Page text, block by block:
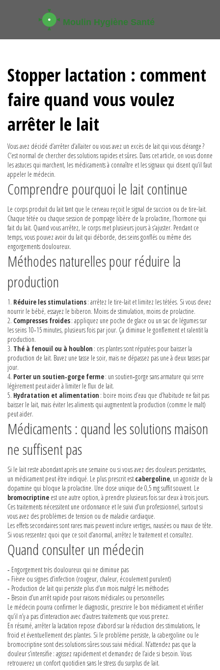
Stopper lactation : comment
faire quand vous voulez
arrêter le lait
Vous avez décidé d’arrêter d’allaiter ou vous avez un excès de lait qui vous dérange ?
C’est normal de chercher des solutions rapides et sûres. Dans cet article, on vous donne
les astuces qui marchent, les médicaments à connaître et les signaux qui disent qu’il faut
appeler le médecin.
Comprendre pourquoi le lait continue
Le corps produit du lait tant que le cerveau reçoit le signal de succion ou de tire-lait.
Chaque tétée ou chaque session de pompage libère de la prolactine, l’hormone qui
fait du lait. Quand vous arrêtez, le corps met plusieurs jours à s’ajuster. Pendant ce
temps, vous pouvez avoir du lait qui déborde, des seins gonflés ou même des
engorgements douloureux.
Méthodes naturelles pour réduire la
production
1. Réduire les stimulations: arrêtez le tire-lait et limitez les tétées. Si vous devez
nourrir le bébé, essayez le biberon. Moins de stimulation, moins de prolactine.
2. Compresses froides: appliquez une poche de glace ou un sac de légumes sur
les seins 10‑15 minutes, plusieurs fois par jour. Ça diminue le gonflement et ralentit la
production.
3. Thé à fenouil ou à houblon : ces plantes sont réputées pour baisser la
production de lait. Buvez une tasse le soir, mais ne dépassez pas une à deux tasses par
jour.
4. Porter un soutien‑gorge ferme: un soutien‑gorge sans armature qui serre
légèrement peut aider à limiter le flux de lait.
5. Hydratation et alimentation : boire moins d’eau que d’habitude ne fait pas
baisser le lait, mais éviter les aliments qui augmentent la production (comme le malt)
peut aider.
Médicaments : quand les solutions maison
ne suffisent pas
Si le lait reste abondant après une semaine ou si vous avez des douleurs persistantes,
un médicament peut être indiqué. Le plus prescrit est cabergoline, un agoniste de la
dopamine qui bloque la prolactine. Une dose unique de 0,5 mg suffit souvent. Le
bromocriptine est une autre option, à prendre plusieurs fois sur deux à trois jours.
Ces traitements nécessitent une ordonnance et le suivi d’un professionnel, surtout si
vous avez des problèmes de tension ou de maladie cardiaque.
Les effets secondaires sont rares mais peuvent inclure vertiges, nausées ou maux de tête.
Si vous ressentez quoi que ce soit d’anormal, arrêtez le traitement et consultez.
Quand consulter un médecin
‑ Engorgement très douloureux qui ne diminue pas
‑ Fièvre ou signes d’infection (rougeur, chaleur, écoulement purulent)
‑ Production de lait qui persiste plus d’un mois malgré les méthodes
‑ Besoin d’un arrêt rapide pour raisons médicales ou personnelles
Le médecin pourra confirmer le diagnostic, prescrire le bon médicament et vérifier
qu’il n’y a pas d’interaction avec d’autres traitements que vous prenez.
En résumé, arrêter la lactation repose d’abord sur la réduction des stimulations, le
froid et éventuellement des plantes. Si le problème persiste, la cabergoline ou le
bromocriptine sont des solutions sûres sous suivi médical. N’attendez pas que la
douleur s’intensifie : agissez rapidement et demandez de l’aide si besoin. Vous
retrouverez un confort quotidien sans le stress du surplus de lait.